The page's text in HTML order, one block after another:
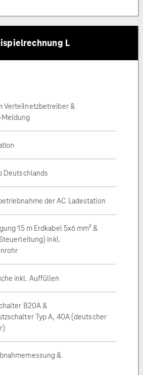
L
Verteilnetzbetreiber &
Deutschlands
der AC Ladestation
15 m Erdkabel 5x6 mm² &
inkl.
inkl. Auffüllen
B20A &
Typ A, 40A (deutscher
&